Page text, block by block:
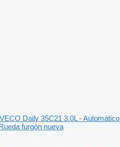
Daily 35C21 3.0L - Automático
furgón nueva